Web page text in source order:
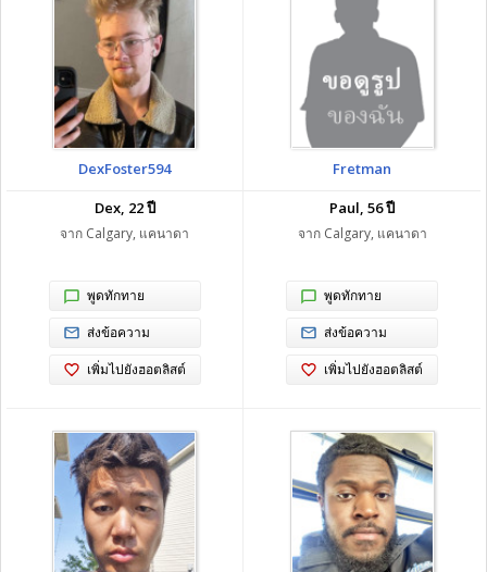
DexFoster594
Dex, 22 ปี
จาก Calgary, แคนาดา
พูดทักทาย
ส่งข้อความ
เพิ่มไปยังฮอตลิสต์
Fretman
Paul, 56 ปี
จาก Calgary, แคนาดา
พูดทักทาย
ส่งข้อความ
เพิ่มไปยังฮอตลิสต์